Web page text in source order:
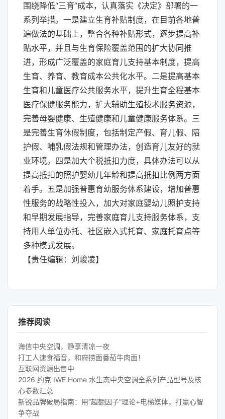
围绕降低“三育”成本，认真落实《决定》部署的一
系列举措。一是建立生育补贴制度，在目前各地普
遍做法的基础上，整合各种补贴形式，逐步提高补
贴水平，并且与生育保险覆盖范围的扩大协同推
进，形成广泛覆盖的家庭育儿支持基本制度，提高
生育、养育、教育成本公共化水平。二是提高基本
生育和儿童医疗公共服务水平，提升生育全程基本
医疗保健服务能力，扩大辅助生殖技术服务资源，
完善母婴健康、生殖健康和儿童健康服务体系。三
是完善生育休假制度，包括制定产假、育儿假、陪
护假、哺乳假法规和管理办法，创造育儿友好的就
业环境。四是加大个税抵扣力度，具体办法可以从
提高抵扣的照护婴幼儿年龄和提高抵扣比例两方面
着手。五是加强普惠育幼服务体系建设，增加普惠
性服务的战略性投入，加大对家庭婴幼儿照护支持
和早期发展指导，完善家庭育儿支持服务体系，支
持用人单位办托、社区嵌入式托育、家庭托育点等
多种模式发展。
【责任编辑：刘峻凌】
推荐阅读
海信中央空调，静享清凉一夜
打工人速食福音，和府捞面番茄牛肉面！
互联网资源出售中
2026 约克 IWE Home 水生态中央空调全系列产品型号及核
心参数汇总
新锐品牌破局指南：用“超额因子”理论+电梯媒体，打赢心智
争夺战